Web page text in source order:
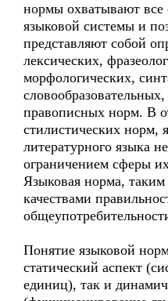
нормы охватывают
языковой системы и
представляют собой
лексических,
морфологических,
правописных норм. В
стилистических норм,
литературного языка
ограничением сферы
Языковая норма, таким
качествами
Понятие языковой
статический аспект
единиц), так и